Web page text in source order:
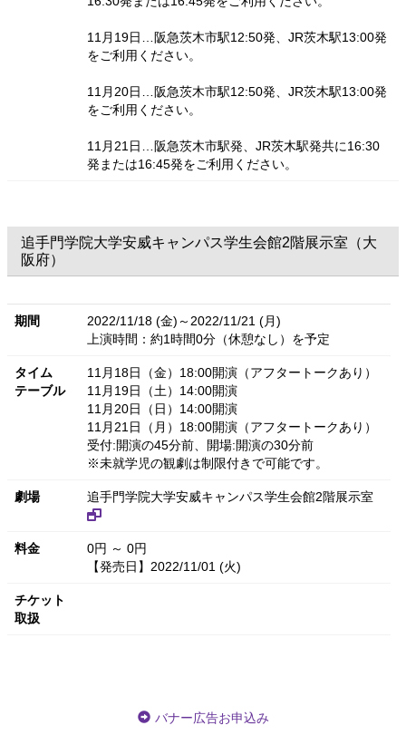
11月19日…阪急茨木市駅12:50発、JR茨木駅13:00発
をご利用ください。
11月20日…阪急茨木市駅12:50発、JR茨木駅13:00発
をご利用ください。
11月21日…阪急茨木市駅発、JR茨木駅発共に16:30
発または16:45発をご利用ください。
追手門学院大学安威キャンパス学生会館2階展示室（大
阪府）
期間
2022/11/18 (金)～2022/11/21 (月)
上演時間：約1時間0分（休憩なし）を予定
タイム
テーブル
11月18日（金）18:00開演（アフタートークあり）
11月19日（土）14:00開演
11月20日（日）14:00開演
11月21日（月）18:00開演（アフタートークあり）
受付:開演の45分前、開場:開演の30分前
※未就学児の観劇は制限付きで可能です。
劇場 追手門学院大学安威キャンパス学生会館2階展示室
料金
0円 ～ 0円
【発売日】2022/11/01 (火)
チケット
取扱
バナー広告お申込み